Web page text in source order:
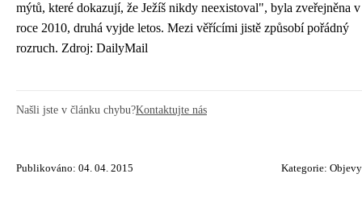
mýtů, které dokazují, že Ježíš nikdy neexistoval", byla zveřejněna v
roce 2010, druhá vyjde letos. Mezi věřícími jistě způsobí pořádný
rozruch. Zdroj: DailyMail
Našli jste v článku chybu?Kontaktujte nás
Publikováno: 04. 04. 2015 Kategorie: Objevy